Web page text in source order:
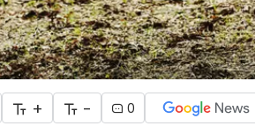
+ - 0